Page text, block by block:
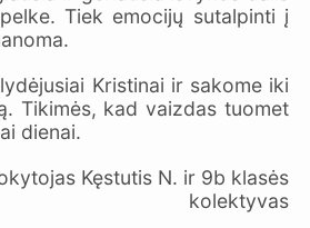
Tiek emocijų sutalpinti į
Kristinai ir sakome iki
Tikimės, kad vaizdas tuomet
dienai.
Kęstutis N. ir 9b klasės
kolektyvas